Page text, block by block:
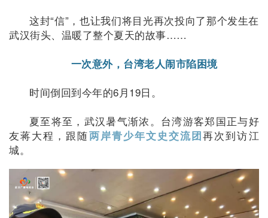
这封“信”，也让我们将目光再次投向了那个发生在
武汉街头、温暖了整个夏天的故事……
一次意外，台湾老人闹市陷困境
时间倒回到今年的6月19日。
夏至将至，武汉暑气渐浓。台湾游客郑国正与好
友蒋大程，跟随两岸青少年文史交流团再次到访江
城。